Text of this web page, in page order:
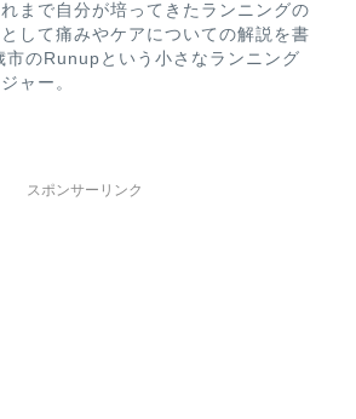
まで自分が培ってきたランニングの
して痛みやケアについての解説を書
市のRunupという小さなランニング
ャー。
スポンサーリンク